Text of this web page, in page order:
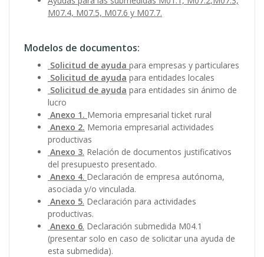
M07.4, M07.5, M07.6 y M07.7.
Modelos de documentos:
Solicitud de ayuda para empresas y particulares
Solicitud de ayuda para entidades locales
Solicitud de ayuda para entidades sin ánimo de
lucro
Anexo 1. Memoria empresarial ticket rural
Anexo 2. Memoria empresarial actividades
productivas
Anexo 3. Relación de documentos justificativos
del presupuesto presentado.
Anexo 4. Declaración de empresa autónoma,
asociada y/o vinculada.
Anexo 5. Declaración para actividades
productivas.
Anexo 6. Declaración submedida M04.1
(presentar solo en caso de solicitar una ayuda de
esta submedida).